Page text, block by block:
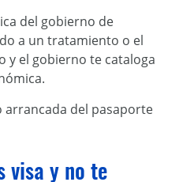
del gobierno de
a un tratamiento o el
y el gobierno te cataloga
arrancada del pasaporte
visa y no te